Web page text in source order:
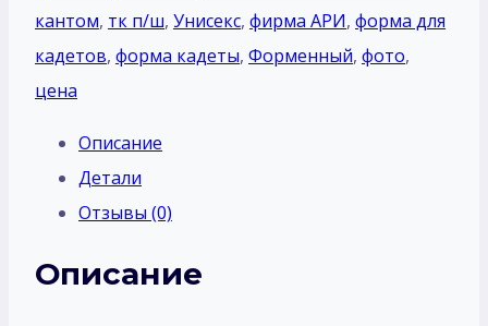
кантом, тк п/ш, Унисекс, фирма АРИ, форма для
кадетов, форма кадеты, Форменный, фото,
цена
Описание
Детали
Отзывы (0)
Описание